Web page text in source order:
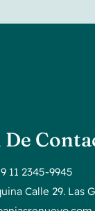
11 2345-9945
Calle 29. Las